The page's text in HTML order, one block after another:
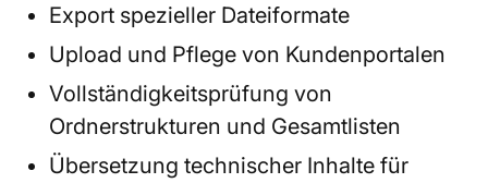
Export spezieller Dateiformate
Upload und Pflege von Kundenportalen
Vollständigkeitsprüfung von
Ordnerstrukturen und Gesamtlisten
Übersetzung technischer Inhalte für